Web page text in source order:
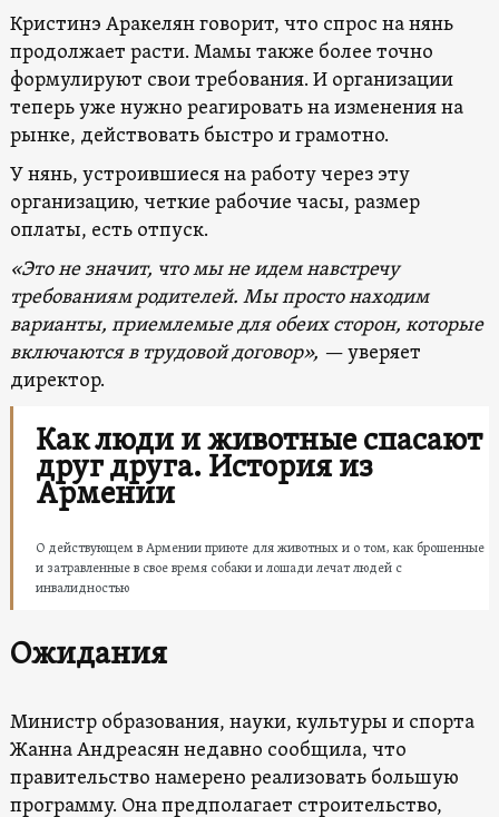
Кристинэ Аракелян говорит, что спрос на нянь
продолжает расти. Мамы также более точно
формулируют свои требования. И организации
теперь уже нужно реагировать на изменения на
рынке, действовать быстро и грамотно.
У нянь, устроившиеся на работу через эту
организацию, четкие рабочие часы, размер
оплаты, есть отпуск.
«Это не значит, что мы не идем навстречу
требованиям родителей. Мы просто находим
варианты, приемлемые для обеих сторон, которые
включаются в трудовой договор», —уверяет
директор.
Как люди и животные спасают
друг друга. История из
Армении
О действующем в Армении приюте для животных и о том, как брошенные
и затравленные в свое время собаки и лошади лечат людей с
инвалидностью
Ожидания
Министр образования, науки, культуры и спорта
Жанна Андреасян недавно сообщила, что
правительство намерено реализовать большую
программу. Она предполагает строительство,